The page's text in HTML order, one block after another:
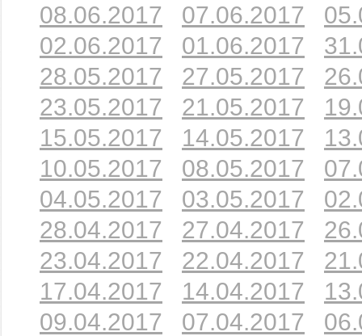
08.06.2017
07.06.2017
02.06.2017
01.06.2017
28.05.2017
27.05.2017
23.05.2017
21.05.2017
15.05.2017
14.05.2017
10.05.2017
08.05.2017
04.05.2017
03.05.2017
28.04.2017
27.04.2017
23.04.2017
22.04.2017
17.04.2017
14.04.2017
09.04.2017
07.04.2017